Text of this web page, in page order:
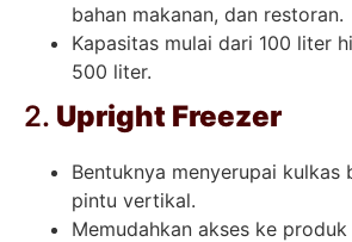
bahan makanan, dan restoran.
Kapasitas mulai dari 100 liter
500 liter.
2. Upright Freezer
Bentuknya menyerupai kulkas
pintu vertikal.
Memudahkan akses ke